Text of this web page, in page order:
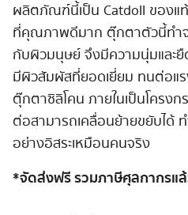
ผลิตภัณฑ์นี้เป็น Catdoll ของแท้
ที่คุณภาพดีมาก ตุ๊กตาตัวนี้ทำจ
กับผิวมนุษย์ จึงมีความนุ่มและ
มีผิวสัมผัสที่ยอดเยี่ยม ทนต่อแ
ตุ๊กตาซิลิโคน ภายในเป็นโครง
ต่อสามารถเคลื่อนย้ายขยับได้
อย่างอิสระเหมือนคนจริง
*จัดส่งฟรี รวมภาษีศุลกากรแล้